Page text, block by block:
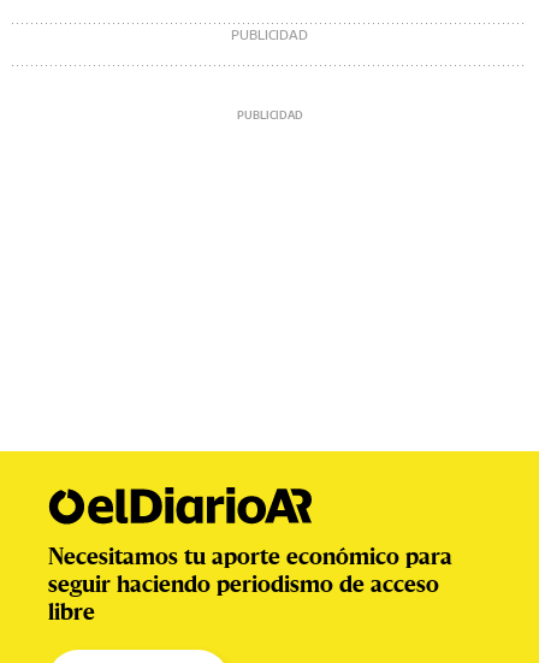
Necesitamos tu aporte económico para
seguir haciendo periodismo de acceso
libre